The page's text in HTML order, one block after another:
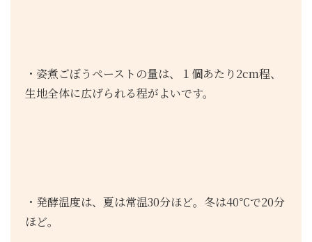
・姿煮ごぼうペーストの量は、１個あたり2cm程、
生地全体に広げられる程がよいです。
・発酵温度は、夏は常温30分ほど。冬は40℃で20分
ほど。